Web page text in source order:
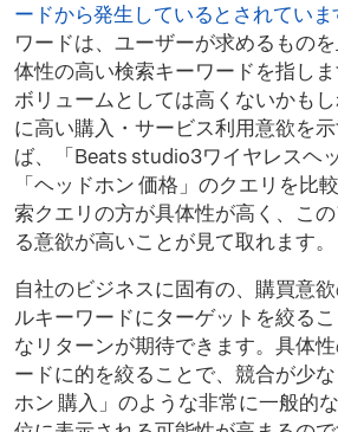
ードから発生しているとされていま
ワードは、ユーザーが求めるものを
体性の高い検索キーワードを指し
ボリュームとしては高くないかも
に高い購入・サービス利用意欲を
ば、「Beats studio3ワイヤレスヘ
「ヘッドホン 価格」のクエリを比
索クエリの方が具体性が高く、こ
る意欲が高いことが見て取れます。
自社のビジネスに固有の、購買意
ルキーワードにターゲットを絞る
なリターンが期待できます。具体
ードに的を絞ることで、競合が少
ホン 購入」のような非常に一般的